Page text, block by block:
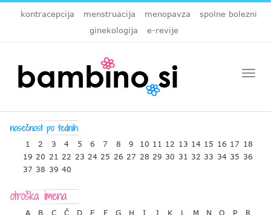
kontracepcija menstruacija menopavza
spolne bolezni
ginekologija
e-revije
1 2 3 4 5 6 7 8 9 10 11 12 13 14 15 16 17 18
19 20 21 22 23 24 25 26 27 28 29 30 31 32 33 34 35 36
37 38 39 40
A B C Č D E F G H I J K L M N O P
R